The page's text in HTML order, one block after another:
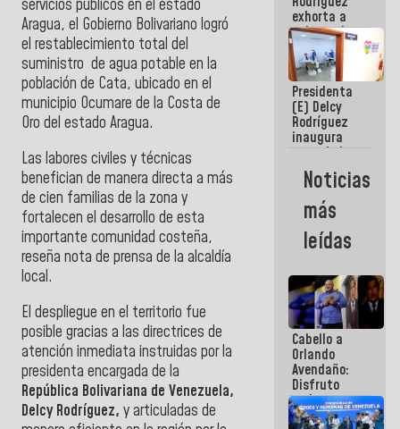
servicios públicos en el estado
Aragua, el Gobierno Bolivariano logró
el restablecimiento total del
suministro de agua potable en la
población de Cata, ubicado en el
municipio Ocumare de la Costa de
Oro del estado Aragua.
Las labores civiles y técnicas
benefician de manera directa a más
de cien familias de la zona y
fortalecen el desarrollo de esta
importante comunidad costeña,
reseña nota de prensa de la alcaldía
local.
El despliegue en el territorio fue
posible gracias a las directrices de
atención inmediata instruidas por la
presidenta encargada de la
República Bolivariana de Venezuela,
Delcy Rodríguez, y articuladas de
exhorta a
gobernadores
y alcaldes a
edificar
casas para
abuelos
Presidenta
(E) Delcy
Rodríguez
inaugura
casa de los
Abuelos
Primavera
en Caracas
Noticias
más
leídas
Cabello a
Orlando
Avendaño:
Disfruto
cada vez
que escribes